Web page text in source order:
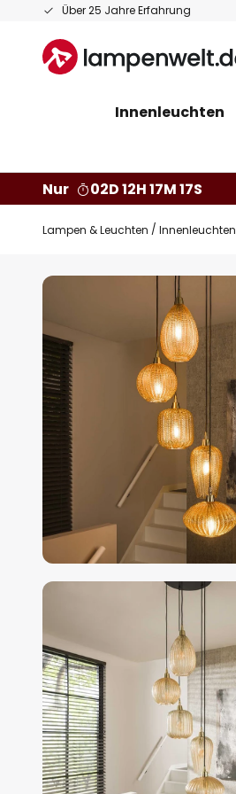
Über 25 Jahre Erfahrung
Zum
springen
Innenleuchten
Nur 02D 12H 17M 16S
Lampen & Leuchten Innenleuchten
Zum
der
Bildgalerie
springen